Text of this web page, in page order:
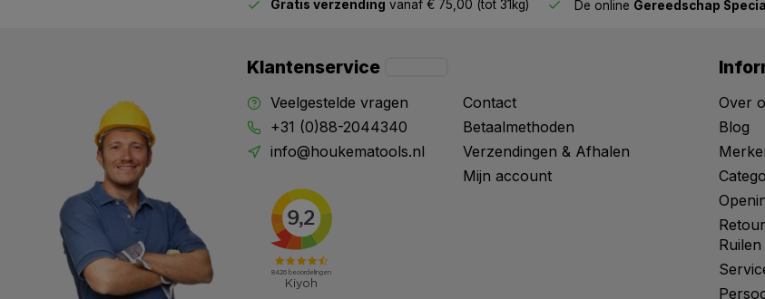
Gratis verzending vanaf € 75,00 (tot 31kg) De online Gereedschap
Klantenservice
Veelgestelde vragen
+31 (0)88-2044340
info@houkematools.nl
Contact
Betaalmethoden
Verzendingen & Afhalen
Mijn account
Over
Blog
Ruilen